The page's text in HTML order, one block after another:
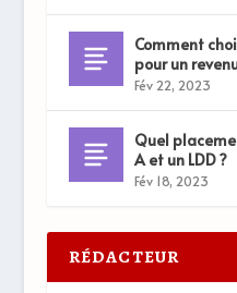
Comment
pour un
Fév 22, 2023
Quel
A et un LDD ?
Fév 18, 2023
RÉDACTEUR